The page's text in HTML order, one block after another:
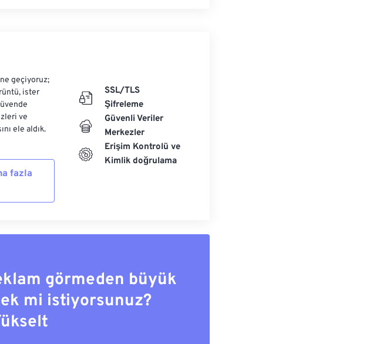
geçiyoruz;
ister
ve
ele aldık.
fazla
SSL/TLS
Şifreleme
Güvenli Veriler
Merkezler
Erişim Kontrolü ve
Kimlik doğrulama
görmeden büyük
mi istiyorsunuz?